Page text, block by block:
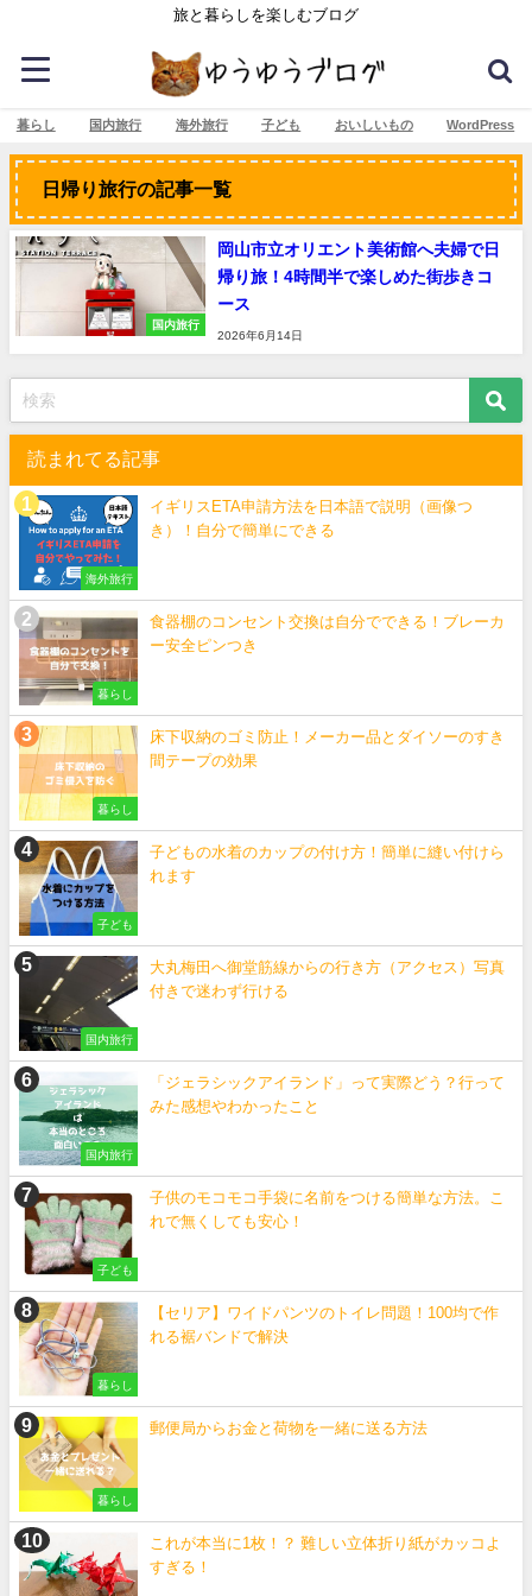
旅と暮らしを楽しむブログ
暮らし 国内旅行 海外旅行 子ども おいしいもの WordPress
日帰り旅行の記事一覧
国内旅行
岡山市立オリエント美術館へ夫婦で日
帰り旅！4時間半で楽しめた街歩きコ
ース
2026年6月14日
読まれてる記事
海外旅行
イギリスETA申請方法を日本語で説明（画像つ
き）！自分で簡単にできる
暮らし
食器棚のコンセント交換は自分でできる！ブレーカ
ー安全ピンつき
暮らし
床下収納のゴミ防止！メーカー品とダイソーのすき
間テープの効果
子ども
子どもの水着のカップの付け方！簡単に縫い付けら
れます
国内旅行
大丸梅田へ御堂筋線からの行き方（アクセス）写真
付きで迷わず行ける
国内旅行
「ジェラシックアイランド」って実際どう？行って
みた感想やわかったこと
子ども
子供のモコモコ手袋に名前をつける簡単な方法。こ
れで無くしても安心！
暮らし
【セリア】ワイドパンツのトイレ問題！100均で作
れる裾バンドで解決
暮らし
郵便局からお金と荷物を一緒に送る方法
これが本当に1枚！？ 難しい立体折り紙がカッコよ
すぎる！